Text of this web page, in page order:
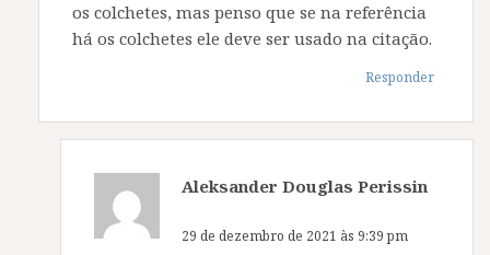
os colchetes, mas penso que se na referência
há os colchetes ele deve ser usado na citação.
Responder
Aleksander Douglas Perissin
disse:
29 de dezembro de 2021 às 9:39 pm